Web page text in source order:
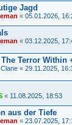
Jagd
« 05.01.2026,
« 03.12.2025,
Terror Within
« 29.11.2025,
« 11.08.2025, 18:53
aus der Tiefe
« 23.07.2025,